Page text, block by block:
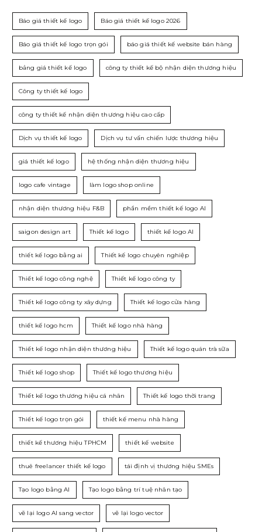
Báo giá thiết kế logo Báo giá thiết kế logo 2026
Báo giá thiết kế logo trọn gói báo giá thiết kế website bán hàng
bảng giá thiết kế logo công ty thiết kế bộ nhận diện thương hiệu
Công ty thiết kế logo
công ty thiết kế nhận diện thương hiệu cao cấp
Dịch vụ thiết kế logo Dịch vụ tư vấn chiến lược thương hiệu
giá thiết kế logo hệ thống nhận diện thương hiệu
logo cafe vintage làm logo shop online
nhận diện thương hiệu F&B phần mềm thiết kế logo AI
saigon design art Thiết kế logo thiết kế logo AI
thiết kế logo bằng ai Thiết kế logo chuyên nghiệp
Thiết kế logo công nghệ Thiết kế logo công ty
Thiết kế logo công ty xây dựng Thiết kế logo cửa hàng
thiết kế logo hcm Thiết kế logo nhà hàng
Thiết kế logo nhận diện thương hiệu Thiết kế logo quán trà sữa
Thiết kế logo shop Thiết kế logo thương hiệu
Thiết kế logo thương hiệu cá nhân Thiết kế logo thời trang
Thiết kế logo trọn gói thiết kế menu nhà hàng
thiết kế thương hiệu TPHCM thiết kế website
thuê freelancer thiết kế logo tái định vị thương hiệu SMEs
Tạo logo bằng AI Tạo logo bằng trí tuệ nhân tạo
vẽ lại logo AI sang vector vẽ lại logo vector